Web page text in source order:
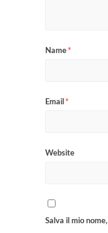
Name*
Email *
Website
Salva il mio